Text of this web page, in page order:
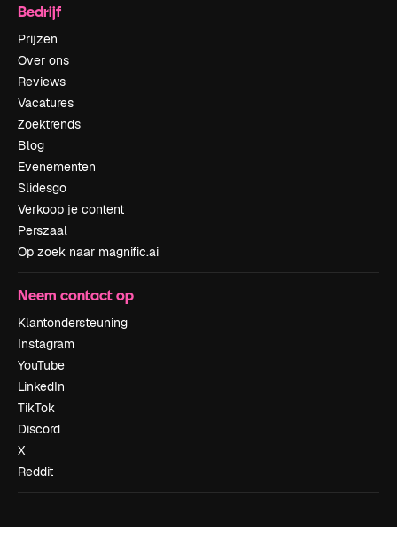
Bedrijf
Prijzen
Over ons
Reviews
Vacatures
Zoektrends
Blog
Evenementen
Slidesgo
Verkoop je content
Perszaal
Op zoek naar magnific.ai
Neem contact op
Klantondersteuning
Instagram
YouTube
LinkedIn
TikTok
Discord
X
Reddit